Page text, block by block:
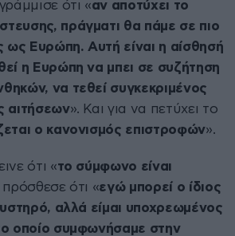
ότι «αν αποτύχει το
πράγματι θα πάμε σε πιο
ως Ευρώπη. Αυτή είναι η αίσθησή
η Ευρώπη να μπει σε συζήτηση
να τεθεί συγκεκριμένος
αιτήσεων». Και για να πετύχει το
ο κανονισμός επιστροφών».
ότι «το σύμφωνο είναι
πρόσθεσε ότι «εγώ μπορεί ο ίδιος
αλλά είμαι υποχρεωμένος
οποίο συμφωνήσαμε στην